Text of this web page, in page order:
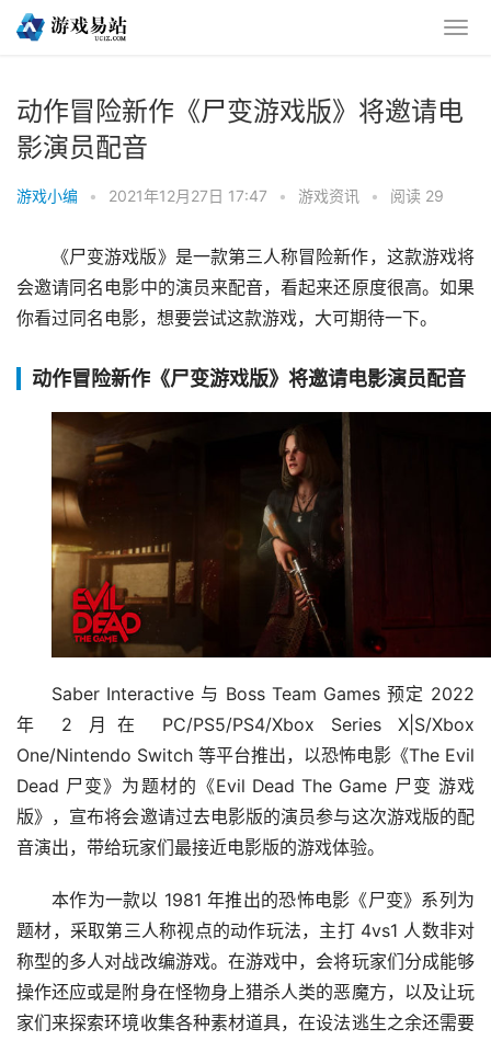
动作冒险新作《尸变游戏版》将邀请电
影演员配音
游戏小编 • 2021年12月27日 17:47 • 游戏资讯 • 阅读 29
《尸变游戏版》是一款第三人称冒险新作，这款游戏将
会邀请同名电影中的演员来配音，看起来还原度很高。如果
你看过同名电影，想要尝试这款游戏，大可期待一下。
动作冒险新作《尸变游戏版》将邀请电影演员配音
Saber Interactive 与 Boss Team Games 预定 2022
年 2 月在 PC/PS5/PS4/Xbox Series X|S/Xbox
One/Nintendo Switch 等平台推出，以恐怖电影《The Evil
Dead 尸变》为题材的《Evil Dead The Game 尸变 游戏
版》，宣布将会邀请过去电影版的演员参与这次游戏版的配
音演出，带给玩家们最接近电影版的游戏体验。
本作为一款以 1981 年推出的恐怖电影《尸变》系列为
题材，采取第三人称视点的动作玩法，主打 4vs1 人数非对
称型的多人对战改编游戏。在游戏中，会将玩家们分成能够
操作还应或是附身在怪物身上猎杀人类的恶魔方，以及让玩
家们来探索环境收集各种素材道具，在设法逃生之余还需要